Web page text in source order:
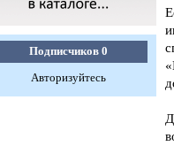
Подписчиков 0
Авторизуйтесь